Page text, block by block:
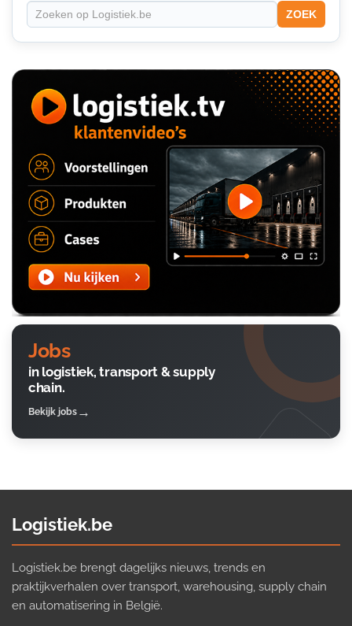
ZOEK
Jobs
in logistiek, transport & supply
chain.
Bekijk jobs
Logistiek.be
Logistiek.be brengt dagelijks nieuws, trends en
praktijkverhalen over transport, warehousing, supply chain
en automatisering in België.